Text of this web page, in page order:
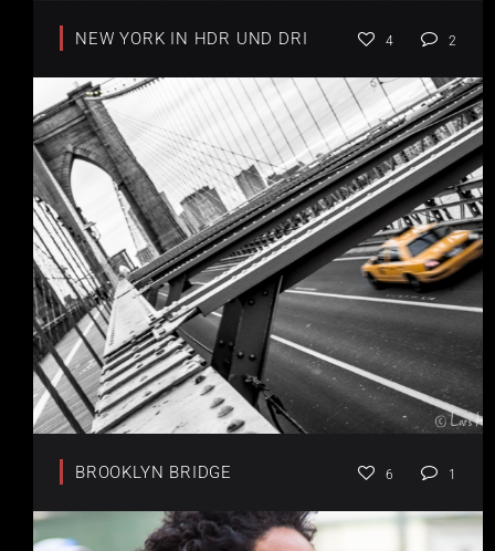
NEW YORK IN HDR UND DRI 4 2
BROOKLYN BRIDGE 6 1